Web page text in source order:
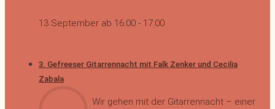
13 September ab 16:00 - 17:00
3. Gefreeser Gitarrennacht mit Falk Zenker und Cecilia
Zabala
Wir gehen mit der Gitarrennacht – einer